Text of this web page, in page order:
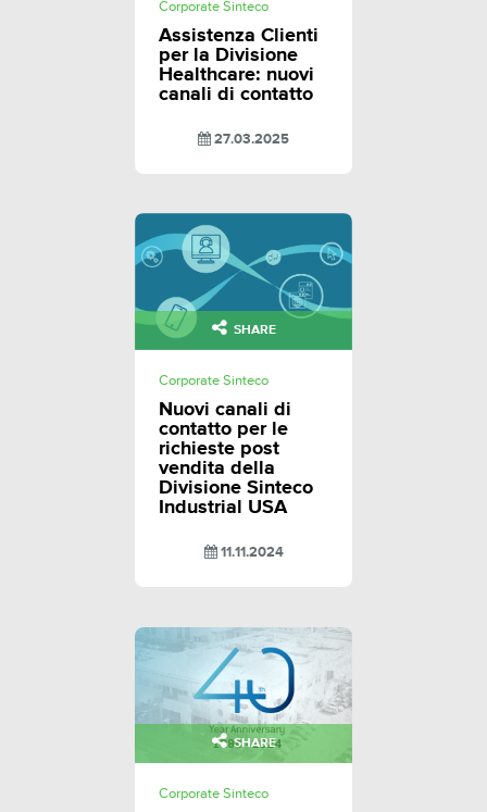
Corporate Sinteco
Assistenza Clienti
per la Divisione
Healthcare: nuovi
canali di contatto
27.03.2025
SHARE
Corporate Sinteco
Nuovi canali di
contatto per le
richieste post
vendita della
Divisione Sinteco
Industrial USA
11.11.2024
SHARE
Corporate Sinteco